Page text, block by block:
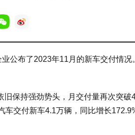
公布了2023年11月的新车交付情
旧保持强劲势头，月交付量再次突
车交付新车4.1万辆，同比增长